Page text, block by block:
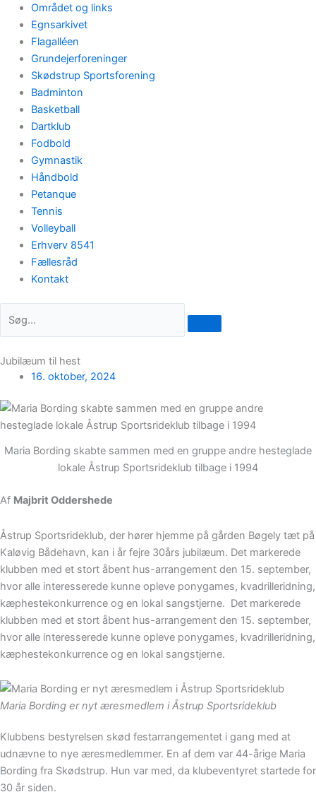
Området og links
Egnsarkivet
Flagalléen
Grundejerforeninger
Skødstrup Sportsforening
Badminton
Basketball
Dartklub
Fodbold
Gymnastik
Håndbold
Petanque
Tennis
Volleyball
Erhverv 8541
Fællesråd
Kontakt
Jubilæum til hest
16. oktober, 2024
Maria Bording skabte sammen med en gruppe andre hesteglade
lokale Åstrup Sportsrideklub tilbage i 1994
Af Majbrit Oddershede
Åstrup Sportsrideklub, der hører hjemme på gården Bøgely tæt på
Kaløvig Bådehavn, kan i år fejre 30års jubilæum. Det markerede
klubben med et stort åbent hus-arrangement den 15. september,
hvor alle interesserede kunne opleve ponygames, kvadrilleridning,
kæphestekonkurrence og en lokal sangstjerne. Det markerede
klubben med et stort åbent hus-arrangement den 15. september,
hvor alle interesserede kunne opleve ponygames, kvadrilleridning,
kæphestekonkurrence og en lokal sangstjerne.
Maria Bording er nyt æresmedlem i Åstrup Sportsrideklub
Klubbens bestyrelsen skød festarrangementet i gang med at
udnævne to nye æresmedlemmer. En af dem var 44-årige Maria
Bording fra Skødstrup. Hun var med, da klubeventyret startede for
30 år siden.